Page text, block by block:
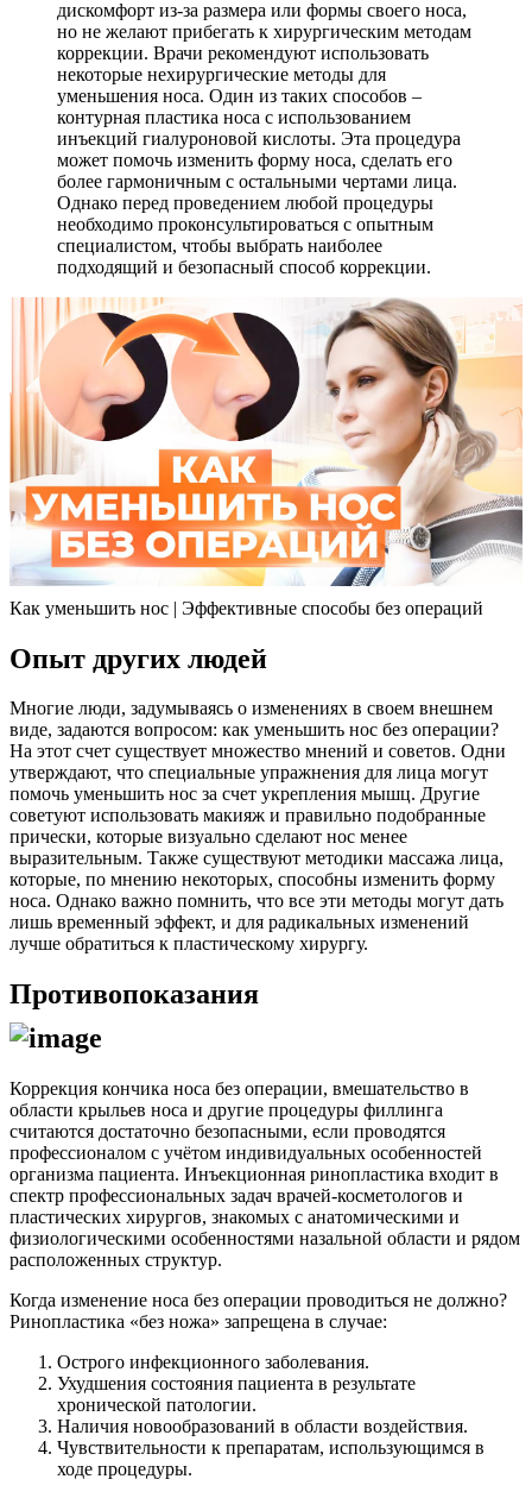
дискомфорт из-за размера или формы своего носа,
но не желают прибегать к хирургическим методам
коррекции. Врачи рекомендуют использовать
некоторые нехирургические методы для
уменьшения носа. Один из таких способов –
контурная пластика носа с использованием
инъекций гиалуроновой кислоты. Эта процедура
может помочь изменить форму носа, сделать его
более гармоничным с остальными чертами лица.
Однако перед проведением любой процедуры
необходимо проконсультироваться с опытным
специалистом, чтобы выбрать наиболее
подходящий и безопасный способ коррекции.
Как уменьшить нос | Эффективные способы без операций
Опыт других людей
Многие люди, задумываясь о изменениях в своем внешнем
виде, задаются вопросом: как уменьшить нос без операции?
На этот счет существует множество мнений и советов. Одни
утверждают, что специальные упражнения для лица могут
помочь уменьшить нос за счет укрепления мышц. Другие
советуют использовать макияж и правильно подобранные
прически, которые визуально сделают нос менее
выразительным. Также существуют методики массажа лица,
которые, по мнению некоторых, способны изменить форму
носа. Однако важно помнить, что все эти методы могут дать
лишь временный эффект, и для радикальных изменений
лучше обратиться к пластическому хирургу.
Противопоказания
Коррекция кончика носа без операции, вмешательство в
области крыльев носа и другие процедуры филлинга
считаются достаточно безопасными, если проводятся
профессионалом с учётом индивидуальных особенностей
организма пациента. Инъекционная ринопластика входит в
спектр профессиональных задач врачей-косметологов и
пластических хирургов, знакомых с анатомическими и
физиологическими особенностями назальной области и рядом
расположенных структур.
Когда изменение носа без операции проводиться не должно?
Ринопластика «без ножа» запрещена в случае:
Острого инфекционного заболевания.
Ухудшения состояния пациента в результате
хронической патологии.
Наличия новообразований в области воздействия.
Чувствительности к препаратам, использующимся в
ходе процедуры.